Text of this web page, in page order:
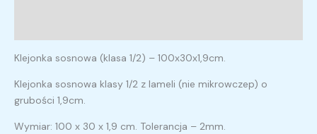
Klejonka sosnowa (klasa 1/2) – 100x30x1,9cm.
Klejonka sosnowa klasy 1/2 z lameli (nie mikrowczep) o
grubości 1,9cm.
Wymiar: 100 x 30 x 1,9 cm. Tolerancja – 2mm.